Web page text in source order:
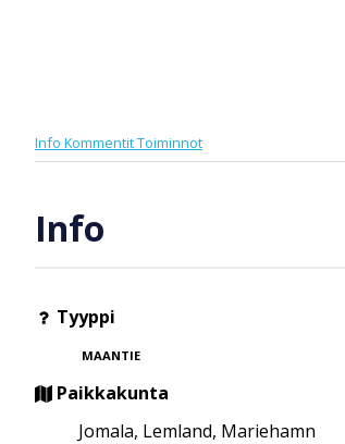
Info KommentitToiminnot
Info
Tyyppi
MAANTIE
Paikkakunta
Jomala, Lemland, Mariehamn